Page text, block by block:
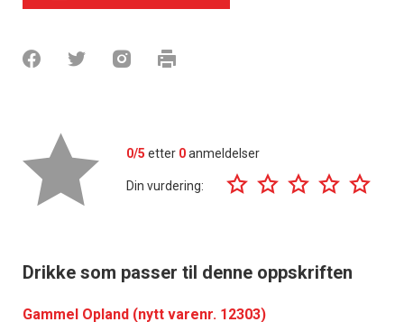
0/5 etter 0anmeldelser
Din vurdering:
Drikke som passer til denne oppskriften
Gammel Opland (nytt varenr. 12303)